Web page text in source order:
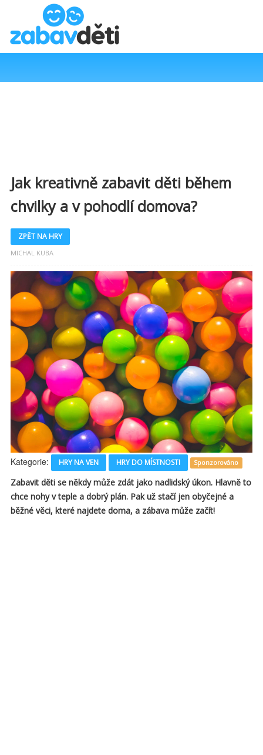
Jak kreativně zabavit děti během
chvilky a v pohodlí domova?
ZPĚT NA HRY
MICHAL KUBA
Kategorie: HRY NA VEN HRY DO MÍSTNOSTI Sponzorováno
Zabavit děti se někdy může zdát jako nadlidský úkon. Hlavně to
chce nohy v teple a dobrý plán. Pak už stačí jen obyčejné a
běžné věci, které najdete doma, a zábava může začít!